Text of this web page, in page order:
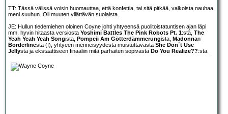
TT: Tässä välissä voisin huomauttaa, että konfettia, tai sitä pitkää, valkoista nauhaa,
meni suuhun. Oli muuten yllättävän suolaista.
JE: Hullun tiedemiehen oloinen Coyne johti yhtyeensä puolitoistatuntisen ajan läpi
mm. hyvin hitaasta versiosta Yoshimi Battles The Pink Robots Pt. 1:stä, The
Yeah Yeah Yeah Songista, Pompeii Am Götterdämmerungista, Madonnan
Borderlinesta (!), yhtyeen menneisyydestä muistuttavasta She Don´t Use
Jellysta ja ekstaattiseen finaaliin mitä parhaiten sopivasta Do You Realize??:sta.